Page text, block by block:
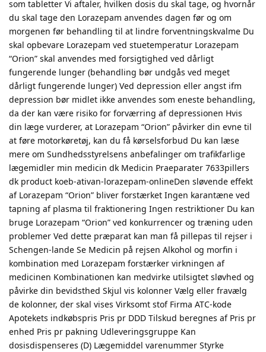
som tabletter Vi aftaler, hvilken dosis du skal tage, og hvornår
du skal tage den Lorazepam anvendes dagen før og om
morgenen før behandling til at lindre forventningskvalme Du
skal opbevare Lorazepam ved stuetemperatur Lorazepam
“Orion” skal anvendes med forsigtighed ved dårligt
fungerende lunger (behandling bør undgås ved meget
dårligt fungerende lunger) Ved depression eller angst ifm
depression bør midlet ikke anvendes som eneste behandling,
da der kan være risiko for forværring af depressionen Hvis
din læge vurderer, at Lorazepam “Orion” påvirker din evne til
at føre motorkøretøj, kan du få kørselsforbud Du kan læse
mere om Sundhedsstyrelsens anbefalinger om trafikfarlige
lægemidler min medicin dk Medicin Praeparater 7633pillers
dk product koeb-ativan-lorazepam-onlineDen sløvende effekt
af Lorazepam “Orion” bliver forstærket Ingen karantæne ved
tapning af plasma til fraktionering Ingen restriktioner Du kan
bruge Lorazepam “Orion” ved konkurrencer og træning uden
problemer Ved dette præparat kan man få pillepas til rejser i
Schengen-lande Se Medicin på rejsen Alkohol og morfin i
kombination med Lorazepam forstærker virkningen af
medicinen Kombinationen kan medvirke utilsigtet sløvhed og
påvirke din bevidsthed Skjul vis kolonner Vælg eller fravælg
de kolonner, der skal vises Virksomt stof Firma ATC-kode
Apotekets indkøbspris Pris pr DDD Tilskud beregnes af Pris pr
enhed Pris pr pakning Udleveringsgruppe Kan
dosisdispenseres (D) Lægemiddel varenummer Styrke